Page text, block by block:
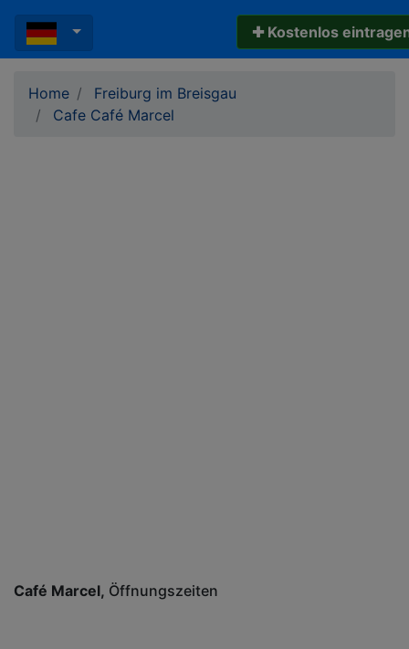
✚ Kostenlos
Home
Freiburg im Breisgau
Cafe Café Marcel
Café Marcel Öffnungszeiten